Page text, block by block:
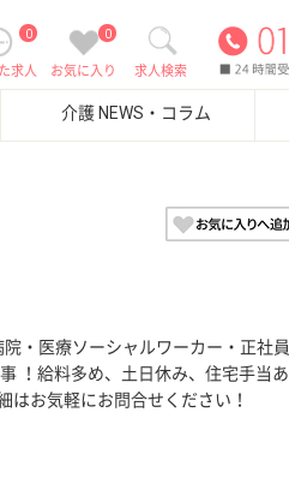
求人検索
0
お気に入り
0
求人
介護 NEWS・コラム
・医療ソーシャルワーカー・正社員
！給料多め、土日休み、住宅手当あ
はお気軽にお問合せください！